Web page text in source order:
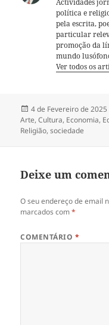
Actividades
política e
pela escrita,
particular
promoção da
mundo
Ver todos os
Publicado
a
4 de Fevereiro de 2025
Arte,Cultura, Economia,
Religião,sociedade
Deixe um
O seu endereço de email
marcados com*
COMENTÁRIO *